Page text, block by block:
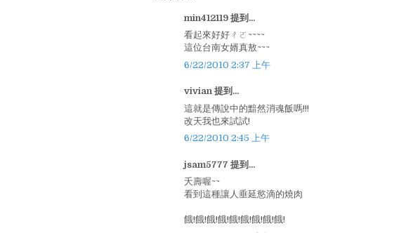
min412119 提到...
看起來好好ㄔㄛ~~~~
這位台南女婿真敖~~~
6/22/2010 2:37 上午
vivian 提到...
這就是傳說中的黯然消魂飯嗎!!!
改天我也來試試!
6/22/2010 2:45 上午
jsam5777 提到...
夭壽喔~~
看到這種讓人垂延慾滴的燒肉
餓!餓!餓!餓!餓!餓!餓!餓!餓!